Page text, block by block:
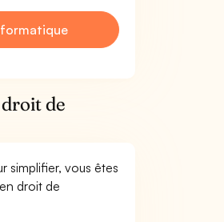
de
simplifier, vous êtes
droit de